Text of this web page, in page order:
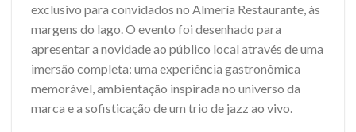
exclusivo para convidados no Almería Restaurante, às
margens do lago. O evento foi desenhado para
apresentar a novidade ao público local através de uma
imersão completa: uma experiência gastronômica
memorável, ambientação inspirada no universo da
marca e a sofisticação de um trio de jazz ao vivo.